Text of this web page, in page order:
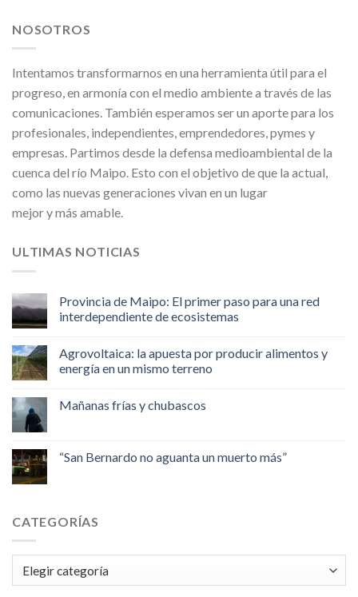
NOSOTROS
Intentamos transformarnos en una herramienta útil para el
progreso, en armonía con el medio ambiente a través de las
comunicaciones. También esperamos ser un aporte para los
profesionales, independientes, emprendedores, pymes y
empresas. Partimos desde la defensa medioambiental de la
cuenca del río Maipo. Esto con el objetivo de que la actual,
como las nuevas generaciones vivan en un lugar
mejor y más amable.
ULTIMAS NOTICIAS
Provincia de Maipo: El primer paso para una red
interdependiente de ecosistemas
Agrovoltaica: la apuesta por producir alimentos y
energía en un mismo terreno
Mañanas frías y chubascos
“San Bernardo no aguanta un muerto más”
CATEGORÍAS